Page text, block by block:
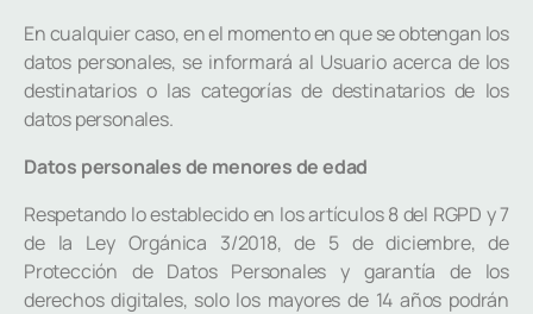
En cualquier caso, en el momento en que se obtengan los
datos personales, se informará al Usuario acerca de los
destinatarios o las categorías de destinatarios de los
datos personales.
Datos personales de menores de edad
Respetando lo establecido en los artículos 8 del RGPD y 7
de la Ley Orgánica 3/2018, de 5 de diciembre, de
Protección de Datos Personales y garantía de los
derechos digitales, solo los mayores de 14 años podrán